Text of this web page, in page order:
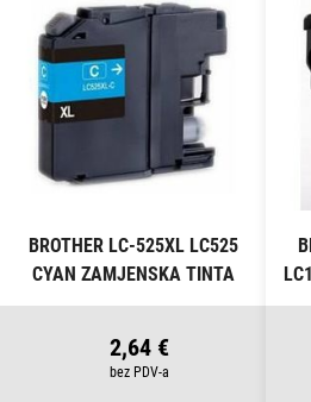
BROTHER LC-525XL LC525
CYAN ZAMJENSKA TINTA
2,64 €